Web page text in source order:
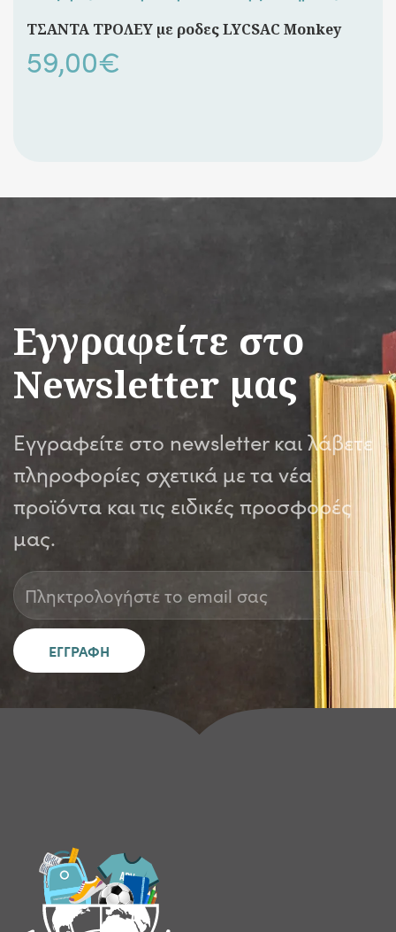
12,50€.
ΤΣΑΝΤΑ ΤΡΟΛΕΥ με ροδες LYCSAC Monkey
59,00€
Εγγραφείτε στο
Newsletter μας
Εγγραφείτε στο newsletter και λάβετε
πληροφορίες σχετικά με τα νέα
προϊόντα και τις ειδικές προσφορές
μας.